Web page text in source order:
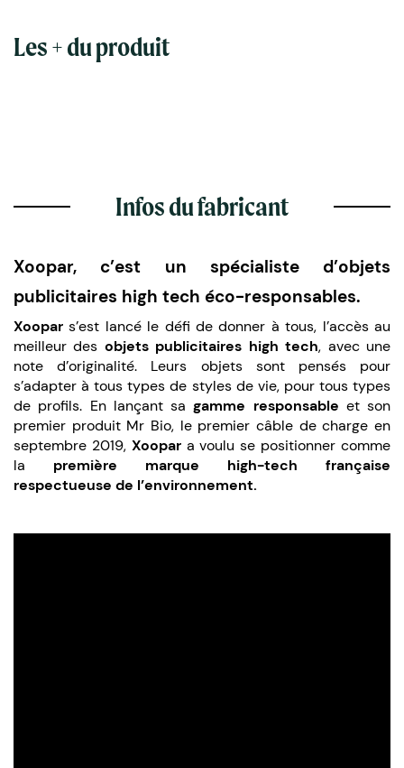
Les + du produit
Infos du fabricant
Xoopar, c’est un spécialiste d’objets
publicitaires high tech éco-responsables.
Xoopar s’est lancé le défi de donner à tous, l’accès au
meilleur des objets publicitaires high tech, avec une
note d’originalité. Leurs objets sont pensés pour
s’adapter à tous types de styles de vie, pour tous types
de profils. En lançant sagamme responsable et son
premier produit Mr Bio, le premier câble de charge en
septembre 2019, Xoopara voulu se positionner comme
la première marque high-tech française
respectueuse de l’environnement.